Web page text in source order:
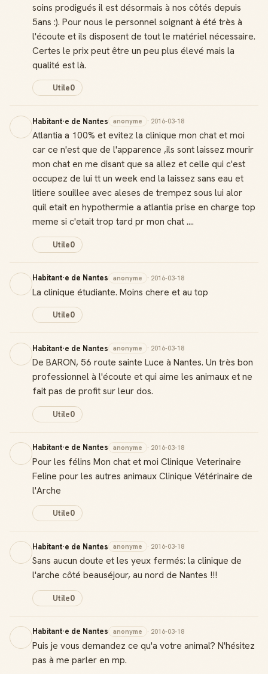
soins prodigués il est désormais à nos côtés depuis
5ans :). Pour nous le personnel soignant à été très à
l'écoute et ils disposent de tout le matériel nécessaire.
Certes le prix peut être un peu plus élevé mais la
qualité est là.
Utile0
Habitant·e de Nantes anonyme · 2016-03-18
Atlantia a 100% et evitez la clinique mon chat et moi
car ce n'est que de l'apparence ,ils sont laissez mourir
mon chat en me disant que sa allez et celle qui c'est
occupez de lui tt un week end la laissez sans eau et
litiere souillee avec aleses de trempez sous lui alor
quil etait en hypothermie a atlantia prise en charge top
meme si c'etait trop tard pr mon chat ....
Utile0
Habitant·e de Nantes anonyme · 2016-03-18
La clinique étudiante. Moins chere et au top
Utile0
Habitant·e de Nantes anonyme · 2016-03-18
De BARON, 56 route sainte Luce à Nantes. Un très bon
professionnel à l'écoute et qui aime les animaux et ne
fait pas de profit sur leur dos.
Utile0
Habitant·e de Nantes anonyme · 2016-03-18
Pour les félins Mon chat et moi Clinique Veterinaire
Feline pour les autres animaux Clinique Vétérinaire de
l'Arche
Utile0
Habitant·e de Nantes anonyme · 2016-03-18
Sans aucun doute et les yeux fermés: la clinique de
l'arche côté beauséjour, au nord de Nantes !!!
Utile0
Habitant·e de Nantes anonyme · 2016-03-18
Puis je vous demandez ce qu'a votre animal? N'hésitez
pas à me parler en mp.